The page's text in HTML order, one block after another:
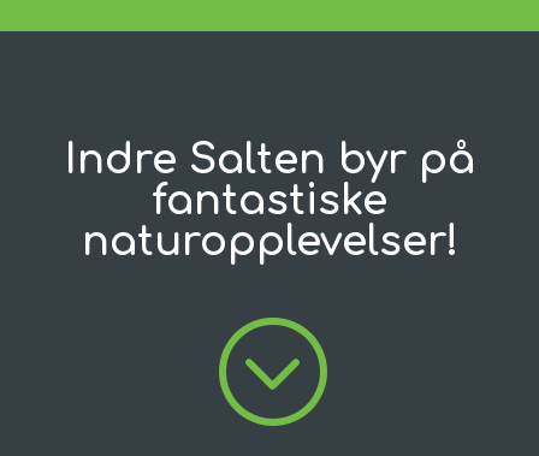
Indre Salten byr på
fantastiske
naturopplevelser!
;